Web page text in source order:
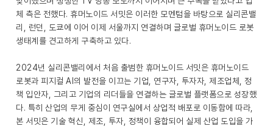
체 측은 전했다. 휴머노이드 서밋은 이러한 모멘텀을 바탕으로 실리콘밸
리, 런던, 도쿄에 이어 이제 서울까지 연결하며 글로벌 휴머노이드 로봇
생태계를 견고하게 구축하고 있다.
2024년 실리콘밸리에서 처음 출범한 휴머노이드 서밋은 휴머노이드
로봇과 피지컬 AI의 발전을 이끄는 기업, 연구자, 투자자, 제조업체, 정
책 입안자, 그리고 기업의 리더들을 연결하는 글로벌 플랫폼으로 성장했
다. 특히 산업의 무게 중심이 연구실에서 상업적 배포로 이동함에 따라,
본 서밋은 기술 혁신, 제조, 투자, 정책이 융합되어 실제 산업 도입을 가